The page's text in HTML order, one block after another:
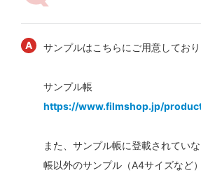
サンプルはこちらにご用意しており
サンプル帳
https://www.filmshop.jp/
また、サンプル帳に登載されてい
帳以外のサンプル（A4サイズなど